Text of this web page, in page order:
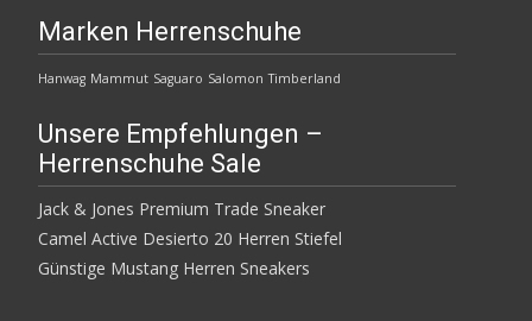
Marken Herrenschuhe
Hanwag Mammut Saguaro Salomon Timberland
Unsere Empfehlungen –
Herrenschuhe Sale
Jack & Jones Premium Trade Sneaker
Camel Active Desierto 20 Herren Stiefel
Günstige Mustang Herren Sneakers